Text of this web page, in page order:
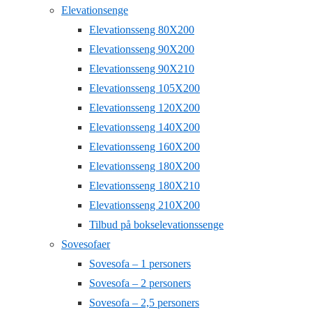
Elevationsenge
Elevationsseng 80X200
Elevationsseng 90X200
Elevationsseng 90X210
Elevationsseng 105X200
Elevationsseng 120X200
Elevationsseng 140X200
Elevationsseng 160X200
Elevationsseng 180X200
Elevationsseng 180X210
Elevationsseng 210X200
Tilbud på bokselevationssenge
Sovesofaer
Sovesofa – 1 personers
Sovesofa – 2 personers
Sovesofa – 2,5 personers